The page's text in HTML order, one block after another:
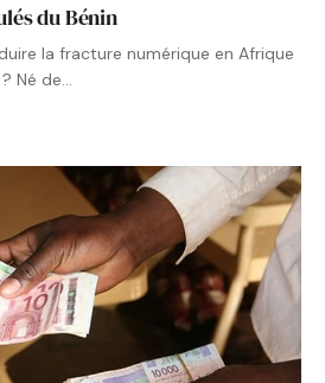
du Bénin
la fracture numérique en Afrique
Né de…